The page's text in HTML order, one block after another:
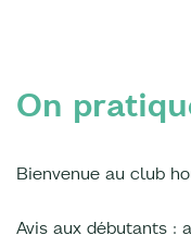
On
Bienvenue au club
Avis aux débutants :